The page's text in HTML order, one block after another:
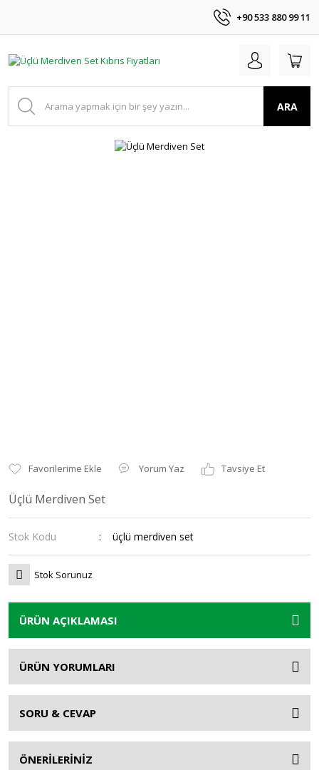
+90 533 880 99 11
ARA
Yorum Yaz Tavsiye Et
Üçlü Merdiven Set
Stok Kodu üçlü merdiven set
Stok Sorunuz
ÜRÜN AÇIKLAMASI
ÜRÜN YORUMLARI
SORU & CEVAP
ÖNERİLERİNİZ